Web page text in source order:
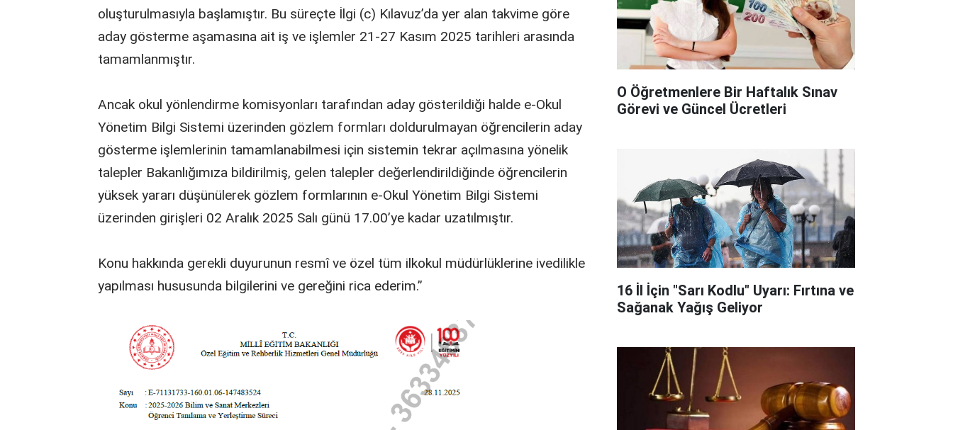
oluşturulmasıyla başlamıştır. Bu süreçte İlgi (c) Kılavuz’da yer alan takvime göre
aday gösterme aşamasına ait iş ve işlemler 21-27 Kasım 2025 tarihleri arasında
tamamlanmıştır.
Ancak okul yönlendirme komisyonları tarafından aday gösterildiği halde e-Okul
Yönetim Bilgi Sistemi üzerinden gözlem formları doldurulmayan öğrencilerin aday
gösterme işlemlerinin tamamlanabilmesi için sistemin tekrar açılmasına yönelik
talepler Bakanlığımıza bildirilmiş, gelen talepler değerlendirildiğinde öğrencilerin
yüksek yararı düşünülerek gözlem formlarının e-Okul Yönetim Bilgi Sistemi
üzerinden girişleri 02 Aralık 2025 Salı günü 17.00’ye kadar uzatılmıştır.
Konu hakkında gerekli duyurunun resmî ve özel tüm ilkokul müdürlüklerine ivedilikle
yapılması hususunda bilgilerini ve gereğini rica ederim.”
O Öğretmenlere Bir Haftalık Sınav
Görevi ve Güncel Ücretleri
16 İl İçin "Sarı Kodlu" Uyarı: Fırtına ve
Sağanak Yağış Geliyor